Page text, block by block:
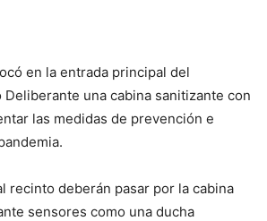
en la entrada principal del
una cabina sanitizante con
las medidas de prevención e
recinto deberán pasar por la cabina
sensores como una ducha